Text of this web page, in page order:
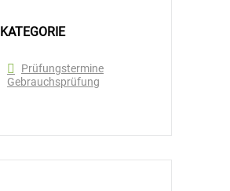
KATEGORIE
Prüfungstermine
Gebrauchsprüfung